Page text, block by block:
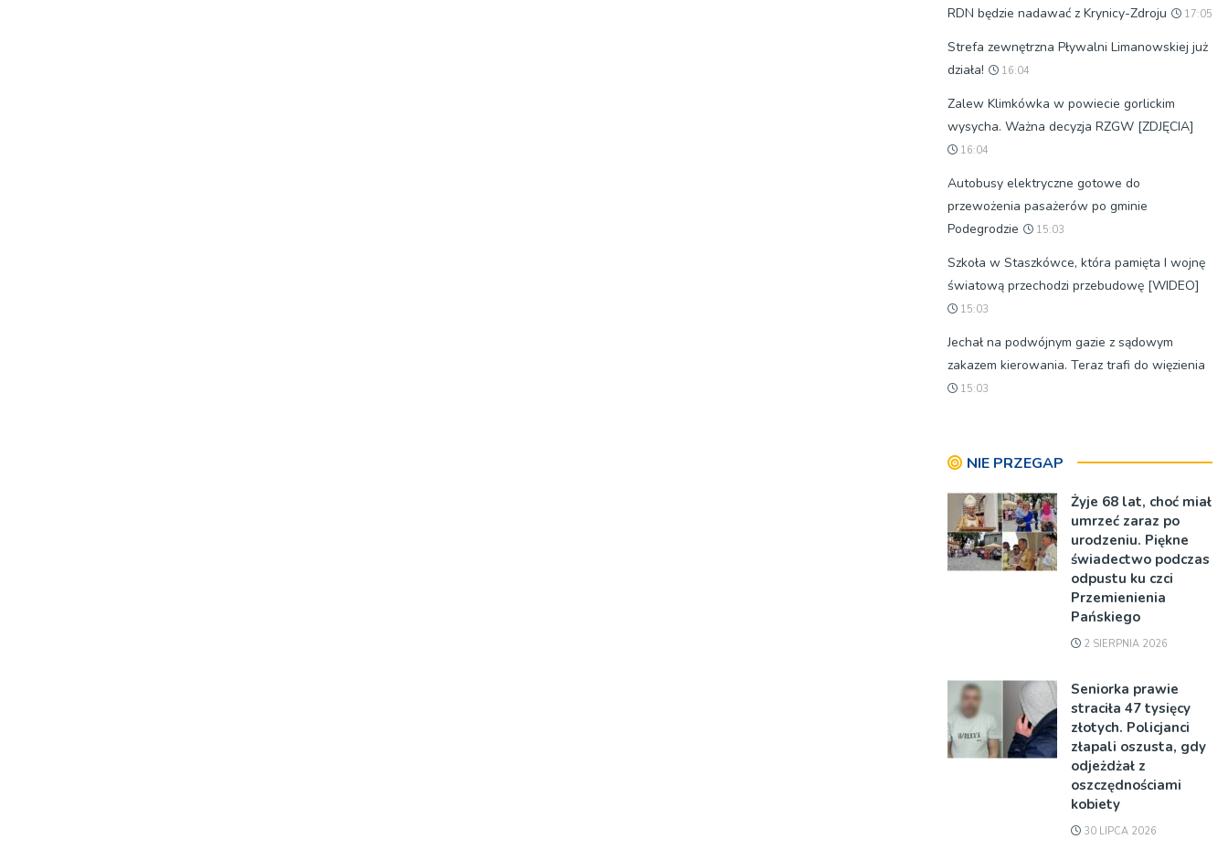
RDN będzie nadawać z Krynicy-Zdroju
17:05
Strefa zewnętrzna Pływalni Limanowskiej już
działa!
16:04
Zalew Klimkówka w powiecie gorlickim
wysycha. Ważna decyzja RZGW [ZDJĘCIA]
16:04
Autobusy elektryczne gotowe do
przewożenia pasażerów po gminie
Podegrodzie
15:03
Szkoła w Staszkówce, która pamięta I wojnę
światową przechodzi przebudowę [WIDEO]
15:03
Jechał na podwójnym gazie z sądowym
zakazem kierowania. Teraz trafi do więzienia
15:03
NIE PRZEGAP
Żyje 68 lat, choć miał
umrzeć zaraz po
urodzeniu. Piękne
świadectwo podczas
odpustu ku czci
Przemienienia
Pańskiego
2 SIERPNIA 2026
Seniorka prawie
straciła 47 tysięcy
złotych. Policjanci
złapali oszusta, gdy
odjeżdżał z
oszczędnościami
kobiety
30 LIPCA 2026